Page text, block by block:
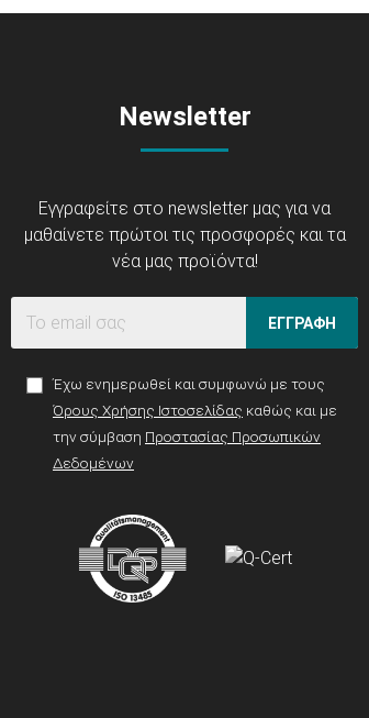
Newsletter
Εγγραφείτε στο newsletter μας για να
μαθαίνετε πρώτοι τις προσφορές και τα
νέα μας προϊόντα!
ΕΓΓΡΑΦΗ
Έχω ενημερωθεί και συμφωνώ με τους
Όρους Χρήσης Ιστοσελίδας καθώς και με
την σύμβαση Προστασίας Προσωπικών
Δεδομένων